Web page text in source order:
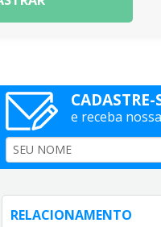
CADASTRE-
e receba
RELACIONAMENTO